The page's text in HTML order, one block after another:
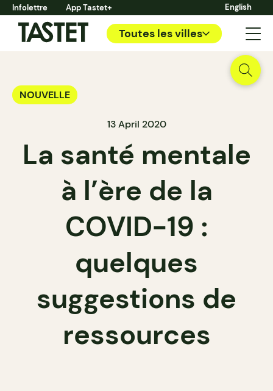
Infolettre App Tastet+ English
Toutes les villes
NOUVELLE
13 April 2020
La santé mentale
à l’ère de la
COVID-19 :
quelques
suggestions de
ressources